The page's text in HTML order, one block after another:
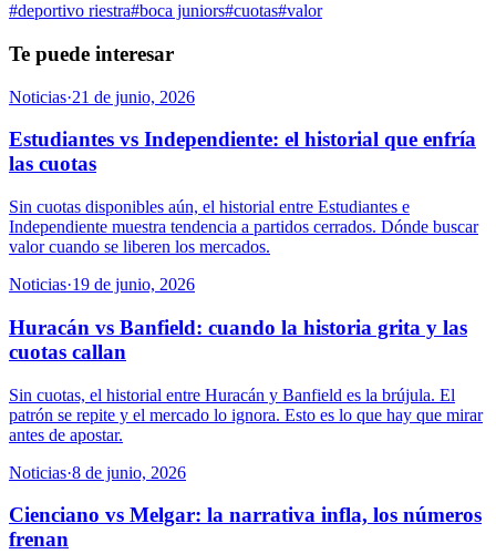
#deportivo riestra#boca juniors#cuotas#valor
Te puede interesar
Noticias·21 de junio, 2026
Estudiantes vs Independiente: el historial que enfría
las cuotas
Sin cuotas disponibles aún, el historial entre Estudiantes e
Independiente muestra tendencia a partidos cerrados. Dónde buscar
valor cuando se liberen los mercados.
Noticias·19 de junio, 2026
Huracán vs Banfield: cuando la historia grita y las
cuotas callan
Sin cuotas, el historial entre Huracán y Banfield es la brújula. El
patrón se repite y el mercado lo ignora. Esto es lo que hay que mirar
antes de apostar.
Noticias·8 de junio, 2026
Cienciano vs Melgar: la narrativa infla, los números
frenan